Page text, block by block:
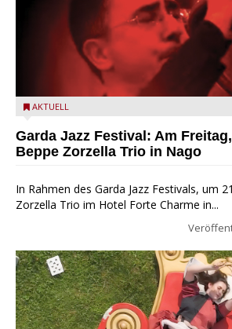
Beppe Zorzella Trio zu Gast beim Garda
AKTUELL
Garda Jazz Festival: Am
Beppe Zorzella Trio in Nago
In Rahmen des Garda Jazz Festivals, um
Zorzella Trio im Hotel Forte Charme in...